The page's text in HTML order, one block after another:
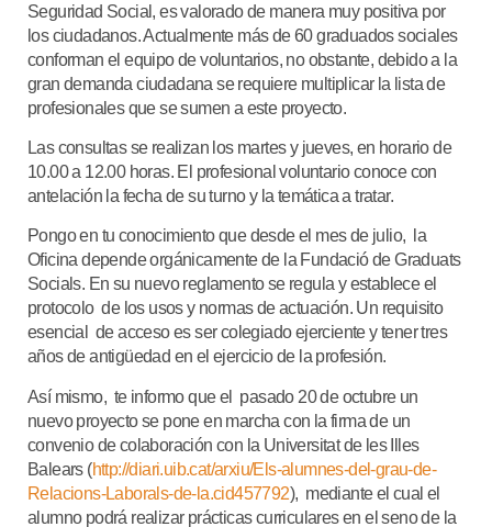
Seguridad Social, es valorado de manera muy positiva por
los ciudadanos. Actualmente más de 60 graduados sociales
conforman el equipo de voluntarios, no obstante, debido a la
gran demanda ciudadana se requiere multiplicar la lista de
profesionales que se sumen a este proyecto.
Las consultas se realizan los martes y jueves, en horario de
10.00 a 12.00 horas. El profesional voluntario conoce con
antelación la fecha de su turno y la temática a tratar.
Pongo en tu conocimiento que desde el mes de julio, la
Oficina depende orgánicamente de la Fundació de Graduats
Socials. En su nuevo reglamento se regula y establece el
protocolo de los usos y normas de actuación. Un requisito
esencial de acceso es ser colegiado ejerciente y tener tres
años de antigüedad en el ejercicio de la profesión.
Así mismo, te informo que el pasado 20 de octubre un
nuevo proyecto se pone en marcha con la firma de un
convenio de colaboración con la Universitat de les Illes
Balears (http://diari.uib.cat/arxiu/Els-alumnes-del-grau-de-
Relacions-Laborals-de-la.cid457792), mediante el cual el
alumno podrá realizar prácticas curriculares en el seno de la